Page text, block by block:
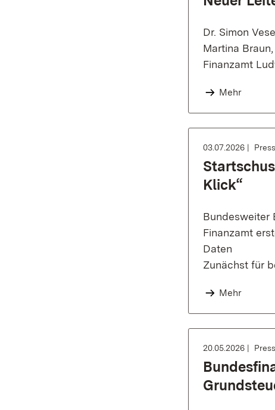
Dr. Simon
Martina
Finanzamt
Mehr
03.07.2026
Klick“
Bundesweiter
Finanzamt
Daten
Zunächst für
Mehr
20.05.2026